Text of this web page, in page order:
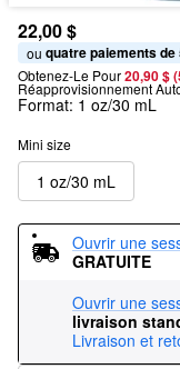
22,00 $
ou quatre paiements de
Obtenez-Le Pour20,90 $
Réapprovisionnement
Format: 1 oz/30 mL
Mini size
1 oz/30 mL
Ouvrir une
GRATUITE
Ouvrir une
livraison
Livraison et